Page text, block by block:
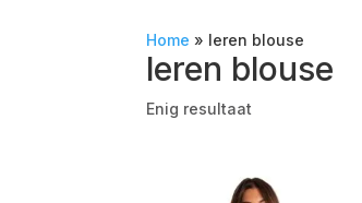
Home » leren blouse
leren blouse
Enig resultaat